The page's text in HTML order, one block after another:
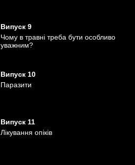
Випуск 9
Чому в травні треба бути особливо
уважним?
Випуск 10
Паразити
Випуск 11
Лікування опіків